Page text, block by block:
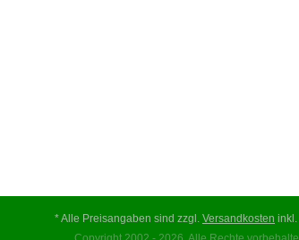
* Alle Preisangaben sind zzgl. Versandkosten inkl.